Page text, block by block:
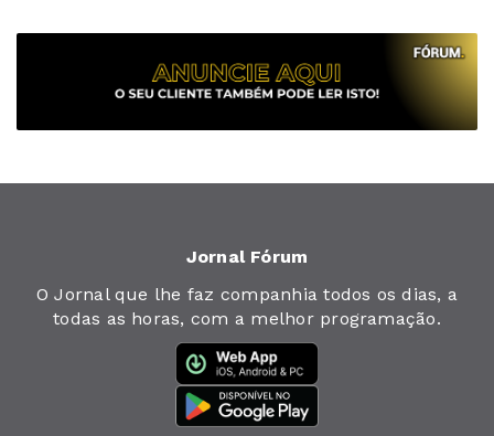
Jornal Fórum
O Jornal que lhe faz companhia todos os dias, a
todas as horas, com a melhor programação.